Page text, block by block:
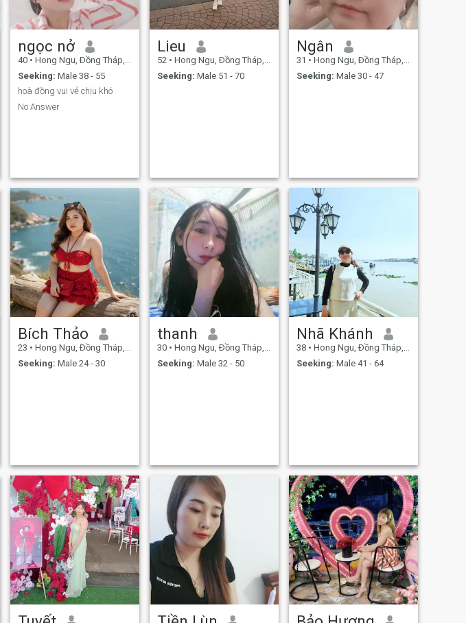
ngọc nở
40 • Hong Ngu, Ðồng Tháp, Vietnam
Seeking: Male 38 - 55
hoà đồng vui vẻ chịu khó
No Answer
Lieu
52 • Hong Ngu, Ðồng Tháp, Vietnam
Seeking: Male 51 - 70
Ngân
31 • Hong Ngu, Ðồng Tháp, Vietnam
Seeking: Male 30 - 47
Bích Thảo
23 • Hong Ngu, Ðồng Tháp, Vietnam
Seeking: Male 24 - 30
thanh
30 • Hong Ngu, Ðồng Tháp, Vietnam
Seeking: Male 32 - 50
Nhã Khánh
38 • Hong Ngu, Ðồng Tháp, Vietnam
Seeking: Male 41 - 64